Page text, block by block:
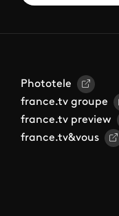
Phototele
france.tv groupe
france.tv preview
france.tv&vous